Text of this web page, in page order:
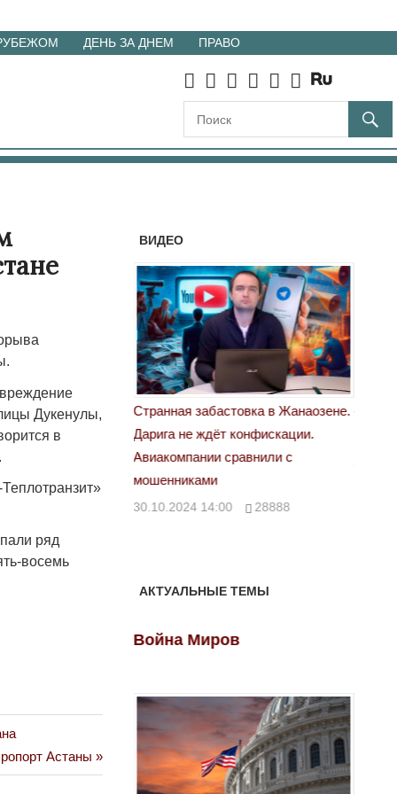
ДЕНЬ ЗА ДНЕМ ПРАВО
Дукенулы,
в
ряд
восемь
Астаны
ВИДЕО
29972
Странная забастовка в Жанаозене.
Дарига не ждёт конфискации.
Авиакомпании сравнили с
мошенниками
30.10.2024 14:00 28888
АКТУАЛЬНЫЕ ТЕМЫ
Война Миров